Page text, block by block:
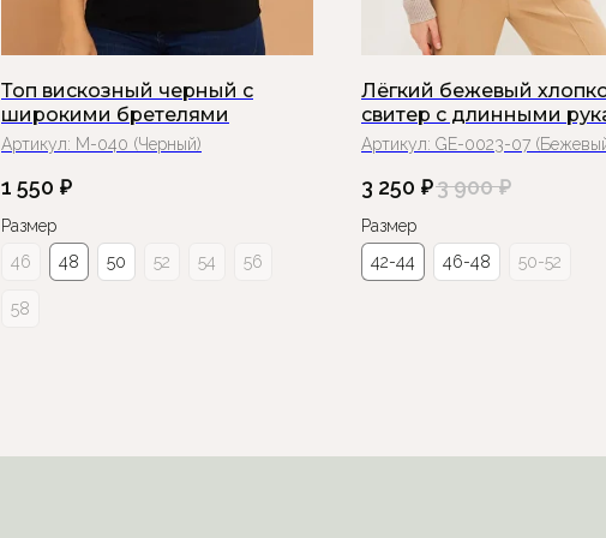
Топ вискозный черный с
широкими бретелями
Артикул: М-040 (Черный)
1 550 ₽
Размер
46
48 50 52 54 56
58
Лёгкий бежевый
свитер с длинными
Артикул: GE-0023-07
3 250 ₽3 900 ₽
Размер
42-44
46-48 50-52